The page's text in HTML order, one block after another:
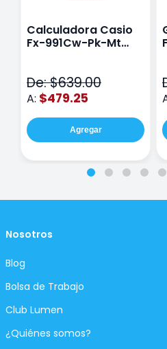
Calculadora Casio
Fx-991Cw-Pk-Mt
De: $639.00
A: $479.25
Agregar
Nosotros
Blog
Bolsa de Trabajo
Club Lumen
¿Quiénes somos?